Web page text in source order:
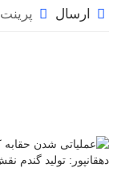
ارسال پرینت